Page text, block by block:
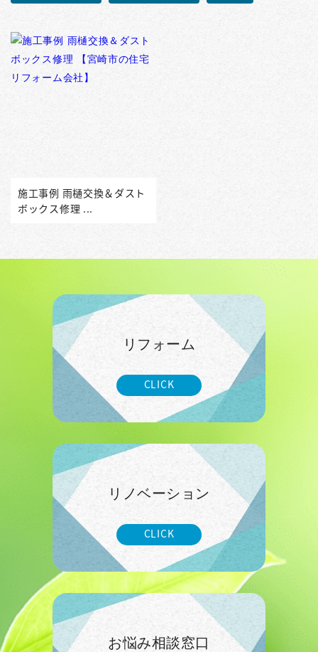
施工事例 雨樋交換＆ダスト
ボックス修理 ...
リフォーム
CLICK
リノベーション
CLICK
お悩み相談窓口